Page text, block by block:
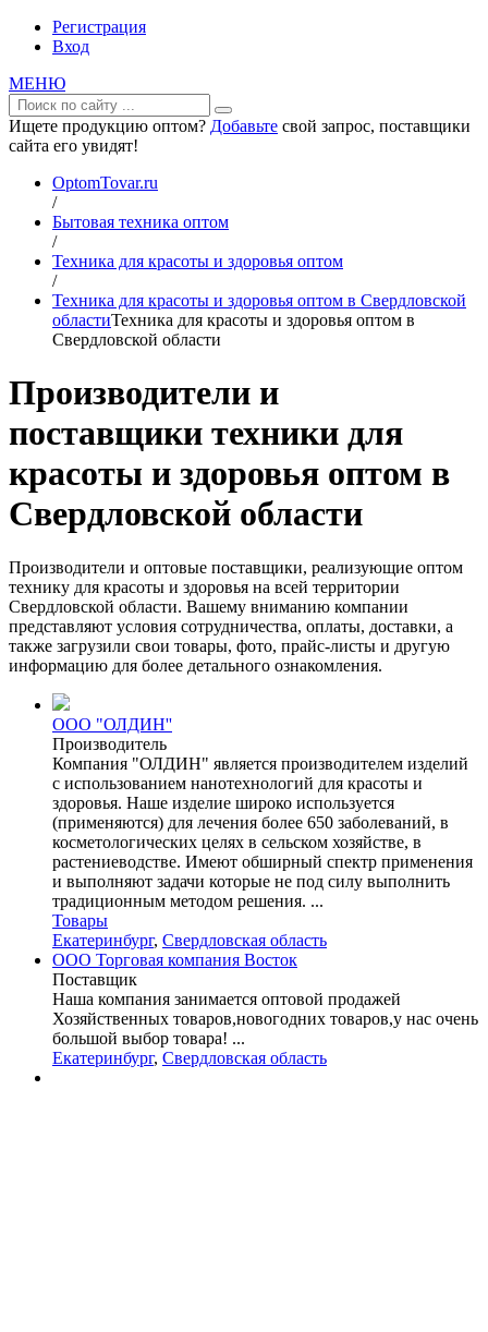
Регистрация
Вход
МЕНЮ
Ищете продукцию оптом? Добавьте свой запрос, поставщики
сайта его увидят!
OptomTovar.ru
/
Бытовая техника оптом
/
Техника для красоты и здоровья оптом
/
Техника для красоты и здоровья оптом в Свердловской
областиТехника для красоты и здоровья оптом в
Свердловской области
Производители и
поставщики техники для
красоты и здоровья оптом в
Свердловской области
Производители и оптовые поставщики, реализующие оптом
технику для красоты и здоровья на всей территории
Свердловской области. Вашему вниманию компании
представляют условия сотрудничества, оплаты, доставки, а
также загрузили свои товары, фото, прайс-листы и другую
информацию для более детального ознакомления.
ООО "ОЛДИН''
Производитель
Компания "ОЛДИН" является производителем изделий
с использованием нанотехнологий для красоты и
здоровья. Наше изделие широко используется
(применяются) для лечения более 650 заболеваний, в
косметологических целях в сельском хозяйстве, в
растениеводстве. Имеют обширный спектр применения
и выполняют задачи которые не под силу выполнить
традиционным методом решения. ...
Товары
Екатеринбург, Свердловская область
ООО Торговая компания Восток
Поставщик
Наша компания занимается оптовой продажей
Хозяйственных товаров,новогодних товаров,у нас очень
большой выбор товара! ...
Екатеринбург, Свердловская область